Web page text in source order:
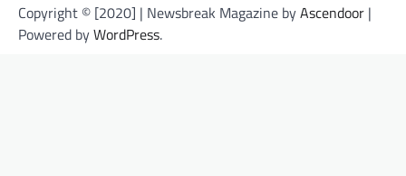
Copyright © [2020] | Newsbreak Magazine byAscendoor |
Powered byWordPress.